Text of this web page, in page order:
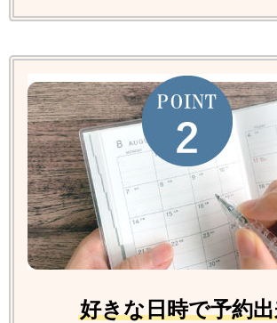
好きな日時で予約